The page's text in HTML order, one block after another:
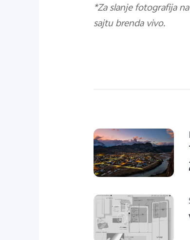
*Za slanje fotografija
sajtu brenda vivo.